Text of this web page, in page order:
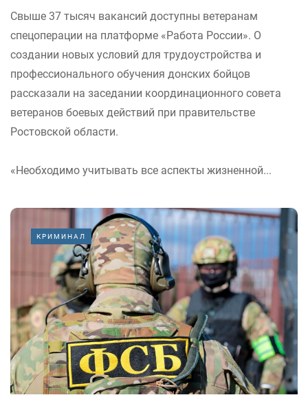
Свыше 37 тысяч вакансий доступны ветеранам
спецоперации на платформе «Работа России». О
создании новых условий для трудоустройства и
профессионального обучения донских бойцов
рассказали на заседании координационного совета
ветеранов боевых действий при правительстве
Ростовской области.
«Необходимо учитывать все аспекты жизненной...
КРИМИНАЛ